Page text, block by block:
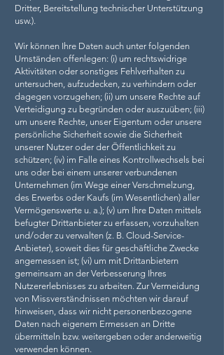
Dritter, Bereitstellung technischer Unterstützung
usw.).
Wir können Ihre Daten auch unter folgenden
Umständen offenlegen: (i) um rechtswidrige
Aktivitäten oder sonstiges Fehlverhalten zu
untersuchen, aufzudecken, zu verhindern oder
dagegen vorzugehen; (ii) um unsere Rechte auf
Verteidigung zu begründen oder auszuüben; (iii)
um unsere Rechte, unser Eigentum oder unsere
persönliche Sicherheit sowie die Sicherheit
unserer Nutzer oder der Öffentlichkeit zu
schützen; (iv) im Falle eines Kontrollwechsels bei
uns oder bei einem unserer verbundenen
Unternehmen (im Wege einer Verschmelzung,
des Erwerbs oder Kaufs (im Wesentlichen) aller
Vermögenswerte u. a.); (v) um Ihre Daten mittels
befugter Drittanbieter zu erfassen, vorzuhalten
und/oder zu verwalten (z. B. Cloud-Service-
Anbieter), soweit dies für geschäftliche Zwecke
angemessen ist; (vi) um mit Drittanbietern
gemeinsam an der Verbesserung Ihres
Nutzererlebnisses zu arbeiten. Zur Vermeidung
von Missverständnissen möchten wir darauf
hinweisen, dass wir nicht personenbezogene
Daten nach eigenem Ermessen an Dritte
übermitteln bzw. weitergeben oder anderweitig
verwenden können.